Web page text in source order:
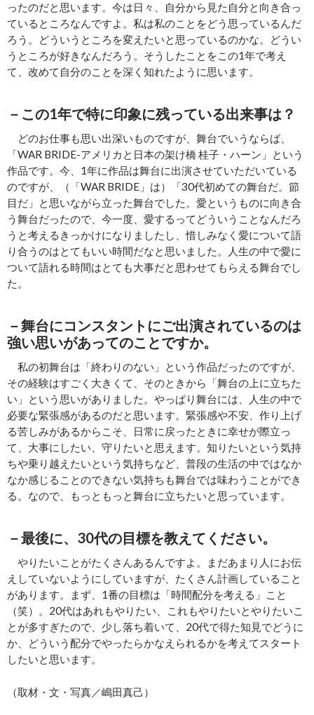
ったのだと思います。今は日々、自分から見た自分と向き合っ
ているところなんですよ。私は私のことをどう思っているんだ
ろう。どういうところを変えたいと思っているのかな。どうい
うところが好きなんだろう。そうしたことをこの1年で考え
て、改めて自分のことを深く知れたように思います。
－この1年で特に印象に残っている出来事は？
どのお仕事も思い出深いものですが、舞台でいうならば、
「WAR BRIDE‐アメリカと日本の架け橋 桂子・ハーン」という
作品です。今、1年に作品は舞台に出演させていただいている
のですが、（「WAR BRIDE」は）「30代初めての舞台だ。節
目だ」と思いながら立った舞台でした。愛というものに向き合
う舞台だったので、今一度、愛するってどういうことなんだろ
うと考えるきっかけになりましたし、惜しみなく愛について語
り合うのはとてもいい時間だなと思いました。人生の中で愛に
ついて語れる時間はとても大事だと思わせてもらえる舞台でし
た。
－舞台にコンスタントにご出演されているのは
強い思いがあってのことですか。
私の初舞台は「終わりのない」という作品だったのですが、
その経験はすごく大きくて、そのときから「舞台の上に立ちた
い」という思いがありました。やっぱり舞台には、人生の中で
必要な緊張感があるのだと思います。緊張感や不安、作り上げ
る苦しみがあるからこそ、日常に戻ったときに幸せが際立っ
て、大事にしたい、守りたいと思えます。知りたいという気持
ちや乗り越えたいという気持ちなど、普段の生活の中ではなか
なか感じることのできない気持ちも舞台では味わうことができ
る。なので、もっともっと舞台に立ちたいと思っています。
－最後に、30代の目標を教えてください。
やりたいことがたくさんあるんですよ。まだあまり人にお伝
えしていないようにしていますが、たくさん計画していること
があります。まず、1番の目標は「時間配分を考える」こと
（笑）。20代はあれもやりたい、これもやりたいとやりたいこ
とが多すぎたので、少し落ち着いて、20代で得た知見でどうに
か、どういう配分でやったらかなえられるかを考えてスタート
したいと思います。
（取材・文・写真／嶋田真己）